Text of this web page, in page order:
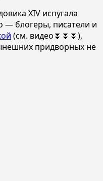
XIV испугала
— блогеры, писатели и
(см. видео⏬⏬⏬),
придворных не